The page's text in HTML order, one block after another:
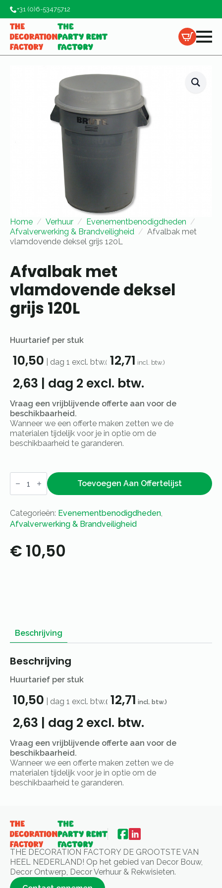
+31 (0)6-53475712
Home Verhuur
Evenementbenodigdheden
Afvalverwerking & Brandveiligheid
Afvalbak met
vlamdovende deksel grijs 120L
Afvalbak met
vlamdovende deksel
grijs 120L
Huurtarief per stuk
10,50 dag 1 excl. btw.( 12,71 incl. btw.)
2,63 | dag 2 excl. btw.
Vraag een vrijblijvende offerte aan voor de
beschikbaarheid.
Wanneer we een offerte maken zetten we de
materialen tijdelijk voor je in optie om de
beschikbaarheid te garanderen.
Afvalbak
met
vlamdovende
120L
aantal
Toevoegen Aan Offertelijst
Categorieën: Evenementbenodigdheden
Afvalverwerking & Brandveiligheid
€ 10,50
Beschrijving
Beschrijving
Huurtarief per stuk
10,50 dag 1 excl. btw.( 12,71 incl. btw.)
2,63 | dag 2 excl. btw.
Vraag een vrijblijvende offerte aan voor de
beschikbaarheid.
Wanneer we een offerte maken zetten we de
materialen tijdelijk voor je in optie om de
beschikbaarheid te garanderen.
THE DECORATION FACTORY DE GROOTSTE VAN
HEEL NEDERLAND! Op het gebied van Decor Bouw,
Decor Ontwerp, Decor Verhuur & Rekwisieten.